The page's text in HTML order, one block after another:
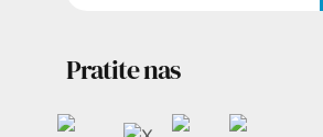
Pratite nas